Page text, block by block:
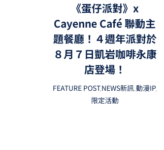
《蛋仔派對》x
Cayenne Café 聯動主
題餐廳！４週年派對於
８月７日凱岩咖啡永康
店登場！
FEATURE POST,NEWS新訊,動漫IP,
限定活動